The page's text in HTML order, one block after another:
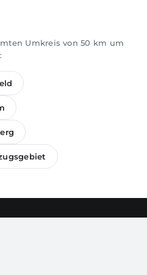
Umkreis von 50 km um